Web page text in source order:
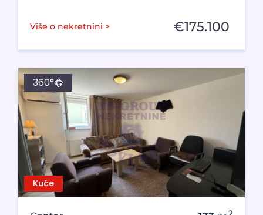
Više o nekretnini > €175.100
Kuće
360°